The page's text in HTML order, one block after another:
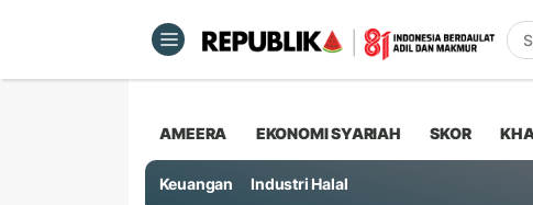
AMEERA EKONOMI SYARIAH SKOR
Keuangan Industri Halal